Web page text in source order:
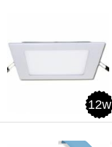
12w